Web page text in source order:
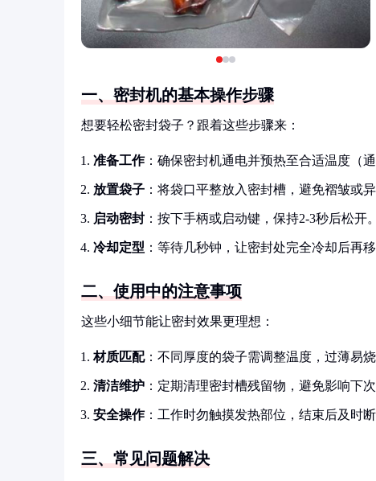
一、密封机的基本操作步骤
想要轻松密封袋子？跟着这些步骤来：
准备工作：确保密封机通电并预热至合适温度（通
放置袋子 ：将袋口平整放入密封槽，避免褶皱或异
启动密封 ：按下手柄或启动键，保持2-3秒后松开。
冷却定型 ：等待几秒钟，让密封处完全冷却后再移
二、使用中的注意事项
这些小细节能让密封效果更理想：
材质匹配：不同厚度的袋子需调整温度，过薄易
清洁维护 ：定期清理密封槽残留物，避免影响下次
安全操作：工作时勿触摸发热部位，结束后及时断
三、常见问题解决